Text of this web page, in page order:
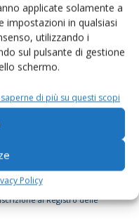
applicate solamente a
impostazioni in qualsiasi
utilizzando i
sul pulsante di gestione
schermo.
saperne di più su questi scopi
Policy
Sede legale Via Eritrea 21 -
al Registro delle